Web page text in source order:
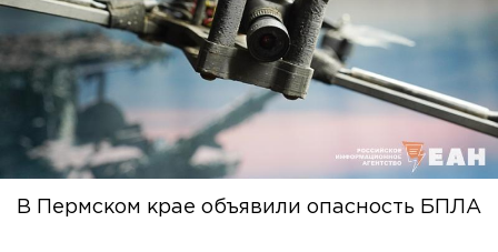
В Пермском крае объявили опасность БПЛА